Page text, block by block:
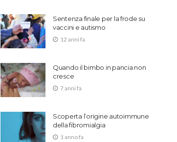
Sentenza finale per la frode su
vaccini e autismo
12 anni fa
Quando il bimbo in pancia non
cresce
7 anni fa
Scoperta l’origine autoimmune
della fibromialgia
1 anno fa